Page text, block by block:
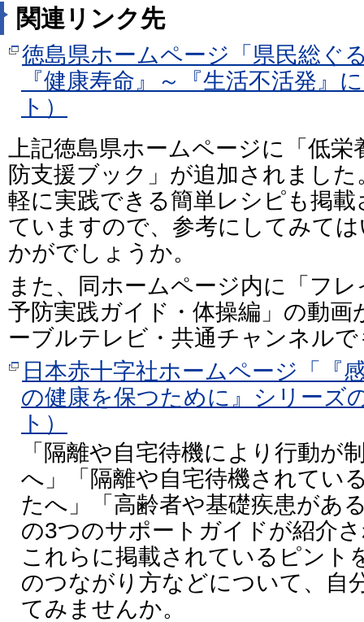
関連リンク先
徳島県ホームページ「県民総ぐ
『健康寿命』～『生活不活発』
ト）
上記徳島県ホームページに「低栄
防支援ブック」が追加されました
軽に実践できる簡単レシピも掲載
ていますので、参考にしてみて
かがでしょうか。
また、同ホームページ内に「フレ
予防実践ガイド・体操編」の動
ーブルテレビ・共通チャンネル
日本赤十字社ホームページ「『
の健康を保つために』シリーズ
ト）
「隔離や自宅待機により行動が
へ」「隔離や自宅待機されてい
たへ」「高齢者や基礎疾患があ
の3つのサポートガイドが紹介
これらに掲載されているピント
のつながり方などについて、自
てみませんか。